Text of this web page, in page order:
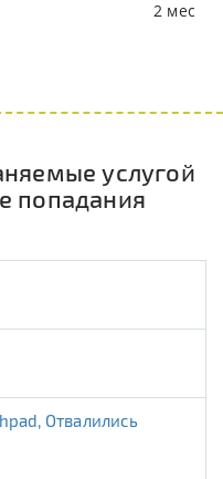
2 мес
услугой
попадания
Отвалились